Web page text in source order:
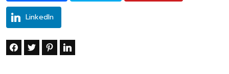
LinkedIn